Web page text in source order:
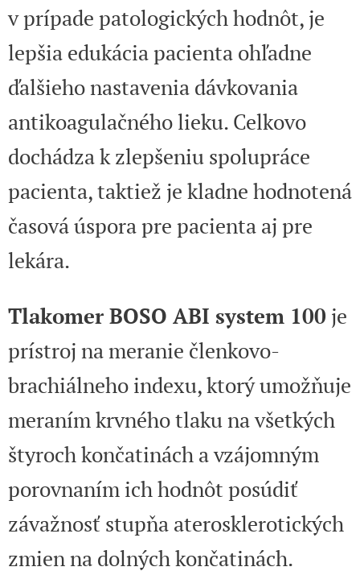
v prípade patologických hodnôt, je
lepšia edukácia pacienta ohľadne
ďalšieho nastavenia dávkovania
antikoagulačného lieku. Celkovo
dochádza k zlepšeniu spolupráce
pacienta, taktiež je kladne hodnotená
časová úspora pre pacienta aj pre
lekára.
Tlakomer BOSO ABI system 100 je
prístroj na meranie členkovo-
brachiálneho indexu, ktorý umožňuje
meraním krvného tlaku na všetkých
štyroch končatinách a vzájomným
porovnaním ich hodnôt posúdiť
závažnosť stupňa aterosklerotických
zmien na dolných končatinách.